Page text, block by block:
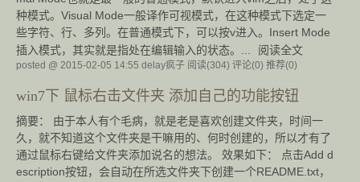
种模式。Visual Mode一般译作可视模式，在这种模式下选定一
些字符、行、多列。在普通模式下，可以按v进入。Insert Mode
插入模式，其实就是指处在编辑输入的状态。...
阅读全文
posted @ 2015-02-05 14:55 delay疯子 阅读(304) 评论(0) 推荐(0)
win7下 鼠标右击文件夹 添加自己的功能按钮
摘要： 由于本人有个毛病，就是老是喜欢创建文件夹，时间一
久，就不知道这个文件夹是干嘛用的、何时创建的，所以才有了
通过鼠标右键给文件夹添加说名的想法。 效果如下： 点击Add d
escription按钮，会自动在所选文件夹下创建一个README.txt，